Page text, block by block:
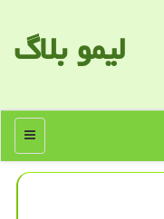
لیمو بلاگ
منو